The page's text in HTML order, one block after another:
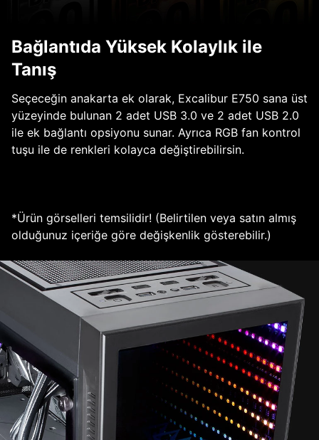
Bağlantıda Yüksek Kolaylık ile
Tanış
Seçeceğin anakarta ek olarak, Excalibur E750 sana üst
yüzeyinde bulunan 2 adet USB 3.0 ve 2 adet USB 2.0
ile ek bağlantı opsiyonu sunar. Ayrıca RGB fan kontrol
tuşu ile de renkleri kolayca değiştirebilirsin.
*Ürün görselleri temsilidir! (Belirtilen veya satın almış
olduğunuz içeriğe göre değişkenlik gösterebilir.)